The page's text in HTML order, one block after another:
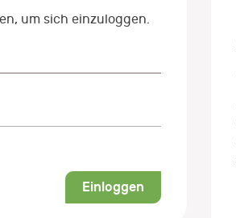
um sich einzuloggen.
Einloggen